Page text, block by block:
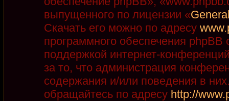
выпущенного по лицензии «
Скачать его можно по адресу
программного обеспечения phpBB
поддержкой интернет-
за то, что администрация
содержания и/или поведения в
обращайтесь по адресу http://